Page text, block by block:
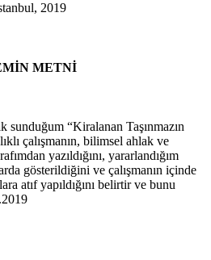
2019
METNİ
sunduğum “Kiralanan Taşınmazın
çalışmanın, bilimsel ahlak ve
yazıldığını, yararlandığım
gösterildiğini ve çalışmanın içinde
atıf yapıldığını belirtir ve bunu